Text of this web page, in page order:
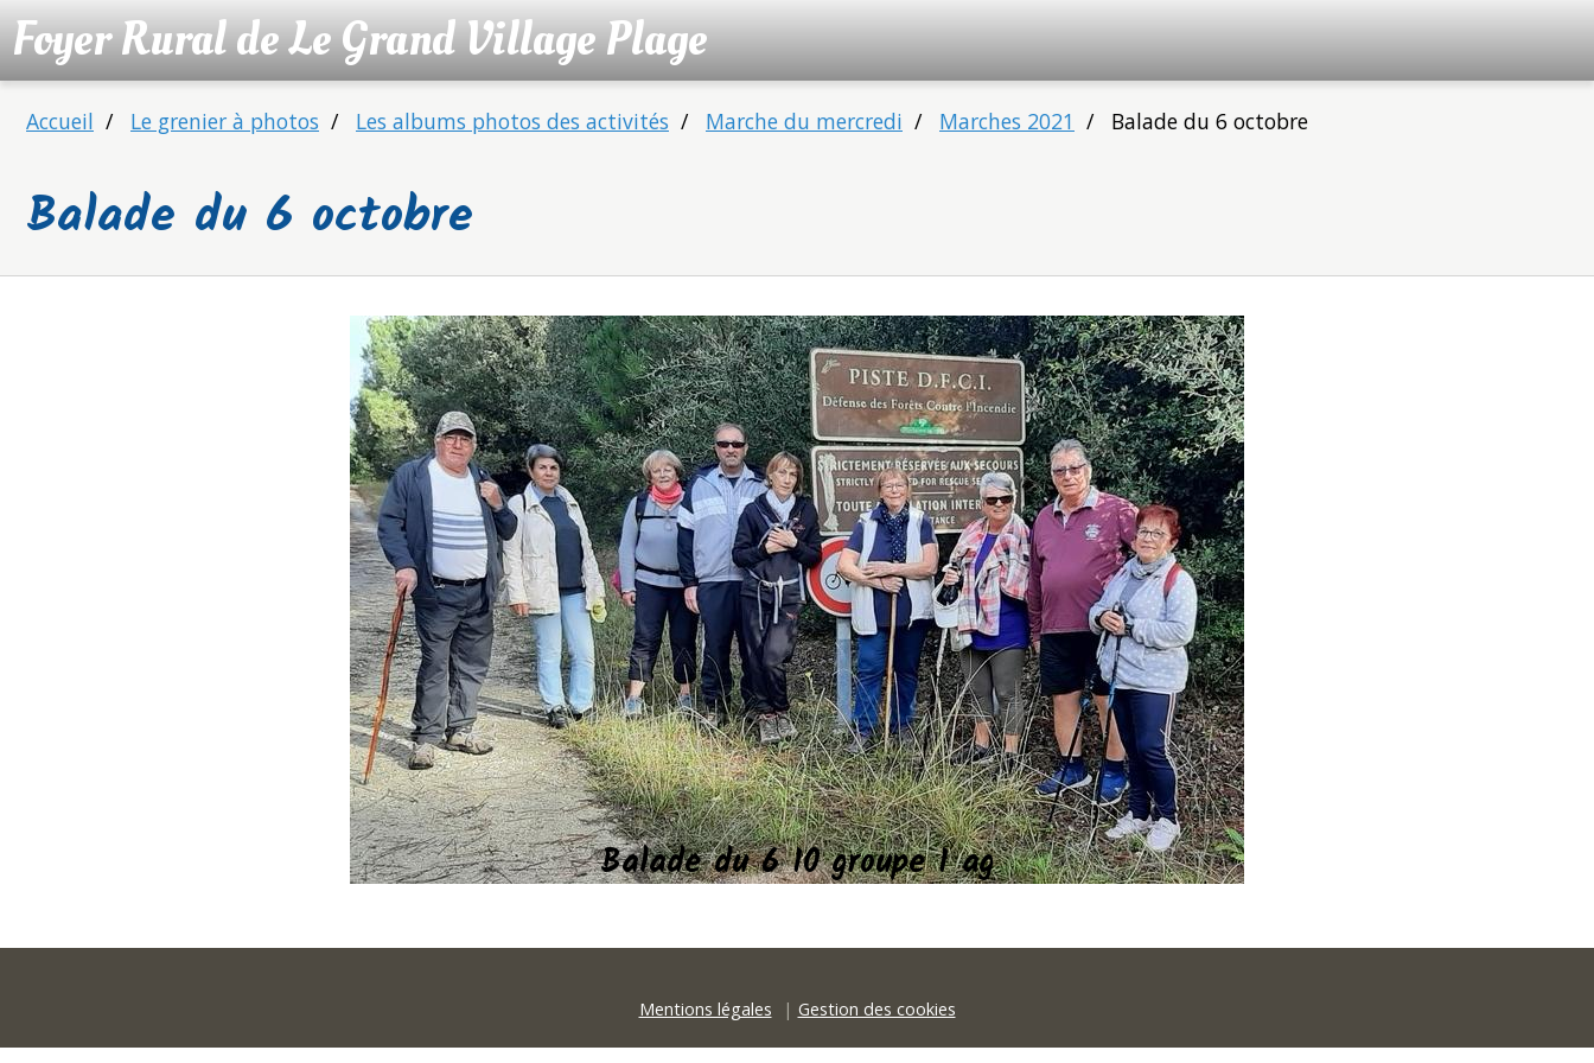
Foyer Rural de Le Grand Village Plage
Accueil Le grenier à photos Les albums photos des activités Marche du mercredi Marches 2021 Balade du 6 octobre
Balade du 6 octobre
Balade du 6 10 groupe 1 ag
Mentions légales Gestion des cookies